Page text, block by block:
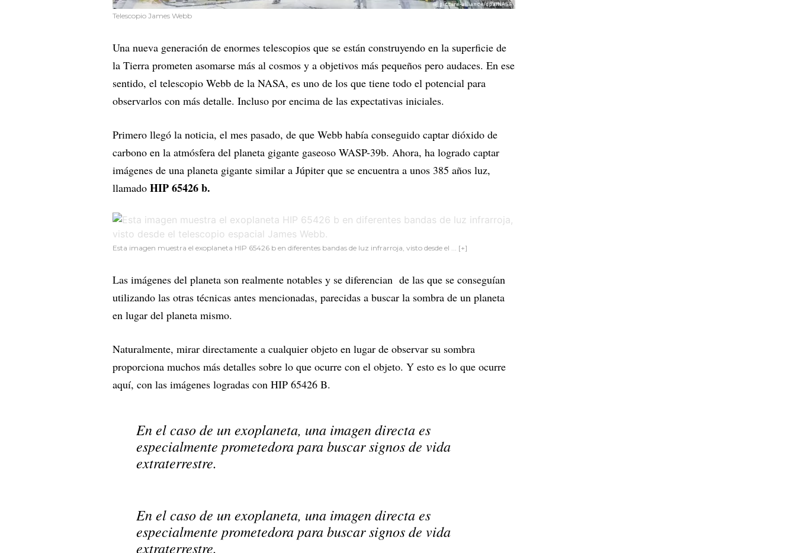
Telescopio James Webb
Una nueva generación de enormes telescopios que se están construyendo en la superficie de
la Tierra prometen asomarse más al cosmos y a objetivos más pequeños pero audaces. En ese
sentido, el telescopio Webb de la NASA, es uno de los que tiene todo el potencial para
observarlos con más detalle. Incluso por encima de las expectativas iniciales.
Primero llegó la noticia, el mes pasado, de que Webb había conseguido captar dióxido de
carbono en la atmósfera del planeta gigante gaseoso WASP-39b. Ahora, ha logrado captar
imágenes de una planeta gigante similar a Júpiter que se encuentra a unos 385 años luz,
llamado HIP 65426 b.
Esta imagen muestra el exoplaneta HIP 65426 b en diferentes bandas de luz infrarroja, visto desde el ... [+]
Las imágenes del planeta son realmente notables y se diferencian de las que se conseguían
utilizando las otras técnicas antes mencionadas, parecidas a buscar la sombra de un planeta
en lugar del planeta mismo.
Naturalmente, mirar directamente a cualquier objeto en lugar de observar su sombra
proporciona muchos más detalles sobre lo que ocurre con el objeto. Y esto es lo que ocurre
aquí, con las imágenes logradas con HIP 65426 B.
En el caso de un exoplaneta, una imagen directa es
especialmente prometedora para buscar signos de vida
extraterrestre.
En el caso de un exoplaneta, una imagen directa es
especialmente prometedora para buscar signos de vida
extraterrestre.